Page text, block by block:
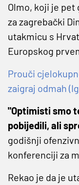
Olmo, koji je pet
za zagrebački
utakmicu s
Europskog
Prouči
zaigraj odmah
"Optimisti smo
pobijedili, ali
godišnji
konferenciji za
Rekao je da je